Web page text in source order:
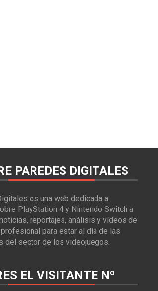
PAREDES DIGITALES
es una web dedicada a
PlayStation 4 y Nintendo Switch a
reportajes, análisis y vídeos de
para estar al día de las
del sector de los videojuegos.
EL VISITANTE Nº